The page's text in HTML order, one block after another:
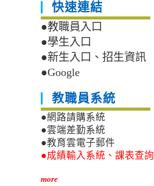
快速連結
●教職員入口
●學生入口
●新生入口、招生資訊
●Google
教職員系統
●網路請購系統
●雲端差勤系統
●教育雲電子郵件
●成績輸入系統、課表查詢
more